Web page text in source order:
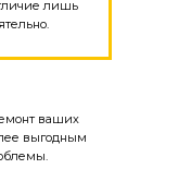
ваших
выгодным
лишь